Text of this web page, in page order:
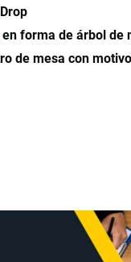
forma de árbol de
de mesa con